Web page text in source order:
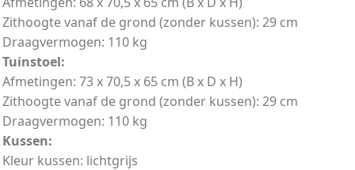
Zithoogte vanaf de grond (zonder kussen): 29 cm
Draagvermogen: 110 kg
Tuinstoel:
Afmetingen: 73 x 70,5 x 65 cm (B x D x H)
Zithoogte vanaf de grond (zonder kussen): 29 cm
Draagvermogen: 110 kg
Kussen:
Kleur kussen: lichtgrijs